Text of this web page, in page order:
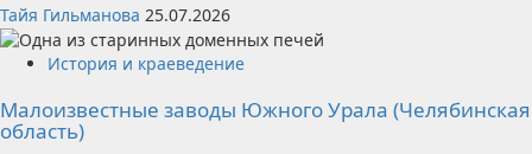
Тайя Гильманова 25.07.2026
История и краеведение
Малоизвестные заводы Южного Урала (Челябинская
область)